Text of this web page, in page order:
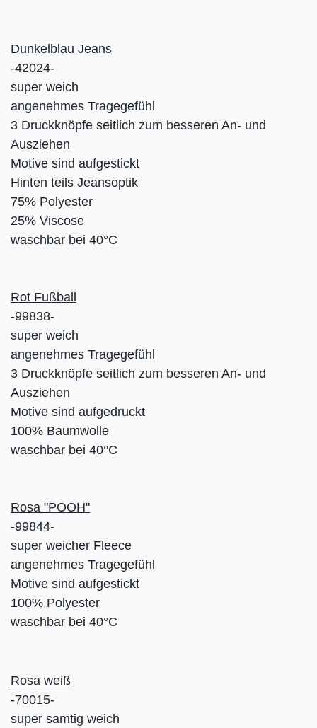
Dunkelblau Jeans
-42024-
super weich
angenehmes Tragegefühl
3 Druckknöpfe seitlich zum besseren An- und
Ausziehen
Motive sind aufgestickt
Hinten teils Jeansoptik
75% Polyester
25% Viscose
waschbar bei 40°C
Rot Fußball
-99838-
super weich
angenehmes Tragegefühl
3 Druckknöpfe seitlich zum besseren An- und
Ausziehen
Motive sind aufgedruckt
100% Baumwolle
waschbar bei 40°C
Rosa "POOH"
-99844-
super weicher Fleece
angenehmes Tragegefühl
Motive sind aufgestickt
100% Polyester
waschbar bei 40°C
Rosa weiß
-70015-
super samtig weich